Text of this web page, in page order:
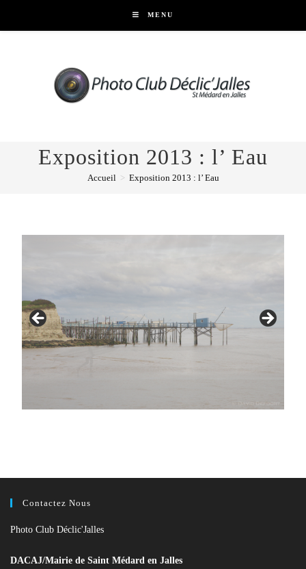
MENU
Exposition 2013 : l’ Eau
Accueil > Exposition 2013 : l’ Eau
Contactez Nous
Photo Club Déclic'Jalles
DACAJ/Mairie de Saint Médard en Jalles